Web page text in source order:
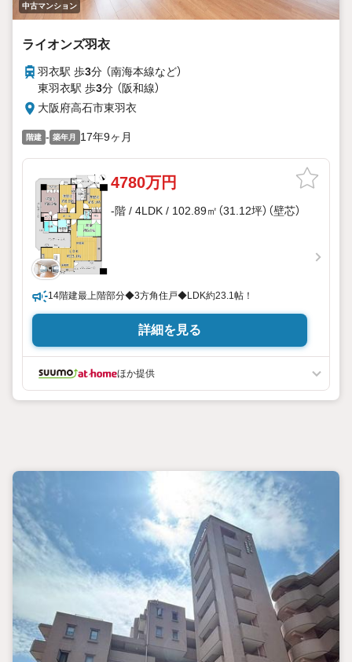
中古マンション
ライオンズ羽衣
羽衣駅 歩3分 （南海本線など）
東羽衣駅 歩3分 （阪和線）
大阪府高石市東羽衣
階建 - 築年月 17年9ヶ月
4780万円
-階 / 4LDK / 102.89㎡（31.12坪）（壁芯）
14階建最上階部分◆3方角住戸◆LDK約23.1帖！
詳細を見る
ほか提供